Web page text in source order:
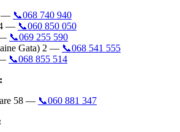
— 📞068 740 940
— 📞060 850 050
📞069 255 590
Gata) 2 — 📞068 541 555
📞068 855 514
58 — 📞060 881 347